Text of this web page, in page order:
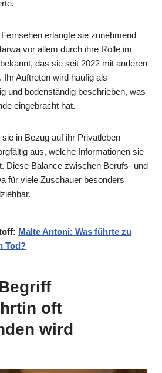
erlangte sie zunehmend
vor allem durch ihre Rolle im
das sie seit 2022 mit anderen
Auftreten wird häufig als
und bodenständig beschrieben, was
eingebracht hat.
in Bezug auf ihr Privatleben
aus, welche Informationen sie
Diese Balance zwischen Berufs- und
für viele Zuschauer besonders
Malte Antoni: Was führte zu
Tod?
oft
wird